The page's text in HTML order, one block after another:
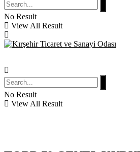
No Result
View All Result
No Result
View All Result